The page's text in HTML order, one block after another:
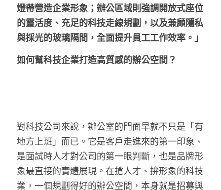
燈帶營造企業形象；辦公區域則強調開放式座位
的靈活度、充足的科技走線規劃，以及兼顧隱私
與採光的玻璃隔間，全面提升員工工作效率。」
如何幫科技企業打造高質感的辦公空間？
對科技公司來說，辦公室的門面早就不只是「有
地方上班」而已。它是客戶走進來的第一印象、
是面試時人才對公司的第一眼判斷，也是品牌形
象最直接的實體展現。在搶人才、拚形象的科技
業，一個規劃得好的辦公空間，本身就是招募與